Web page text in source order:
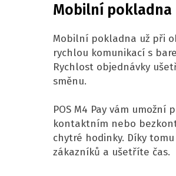
Mobilní pokladna
Mobilní pokladna už při
rychlou komunikací s
Rychlost objednávky
směnu.
POS M4 Pay vám
kontaktním nebo
chytré hodinky. Díky
zákazníků a ušetříte čas.